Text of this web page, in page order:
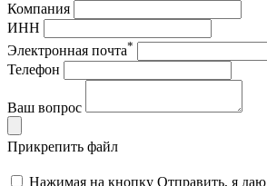
Компания
ИНН
Электронная почта*
Телефон
Ваш вопрос
Прикрепить файл
Нажимая на кнопку Отправить, я даю